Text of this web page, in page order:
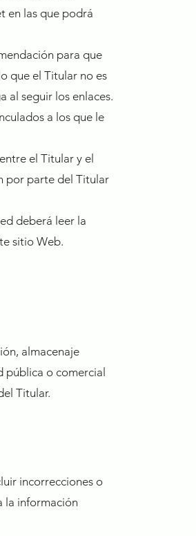
en las que podrá
para que
que el Titular no es
al seguir los enlaces.
a los que le
el Titular y el
por parte del Titular
deberá leer la
sitio Web.
almacenaje
o comercial
Titular.
incorrecciones o
la información